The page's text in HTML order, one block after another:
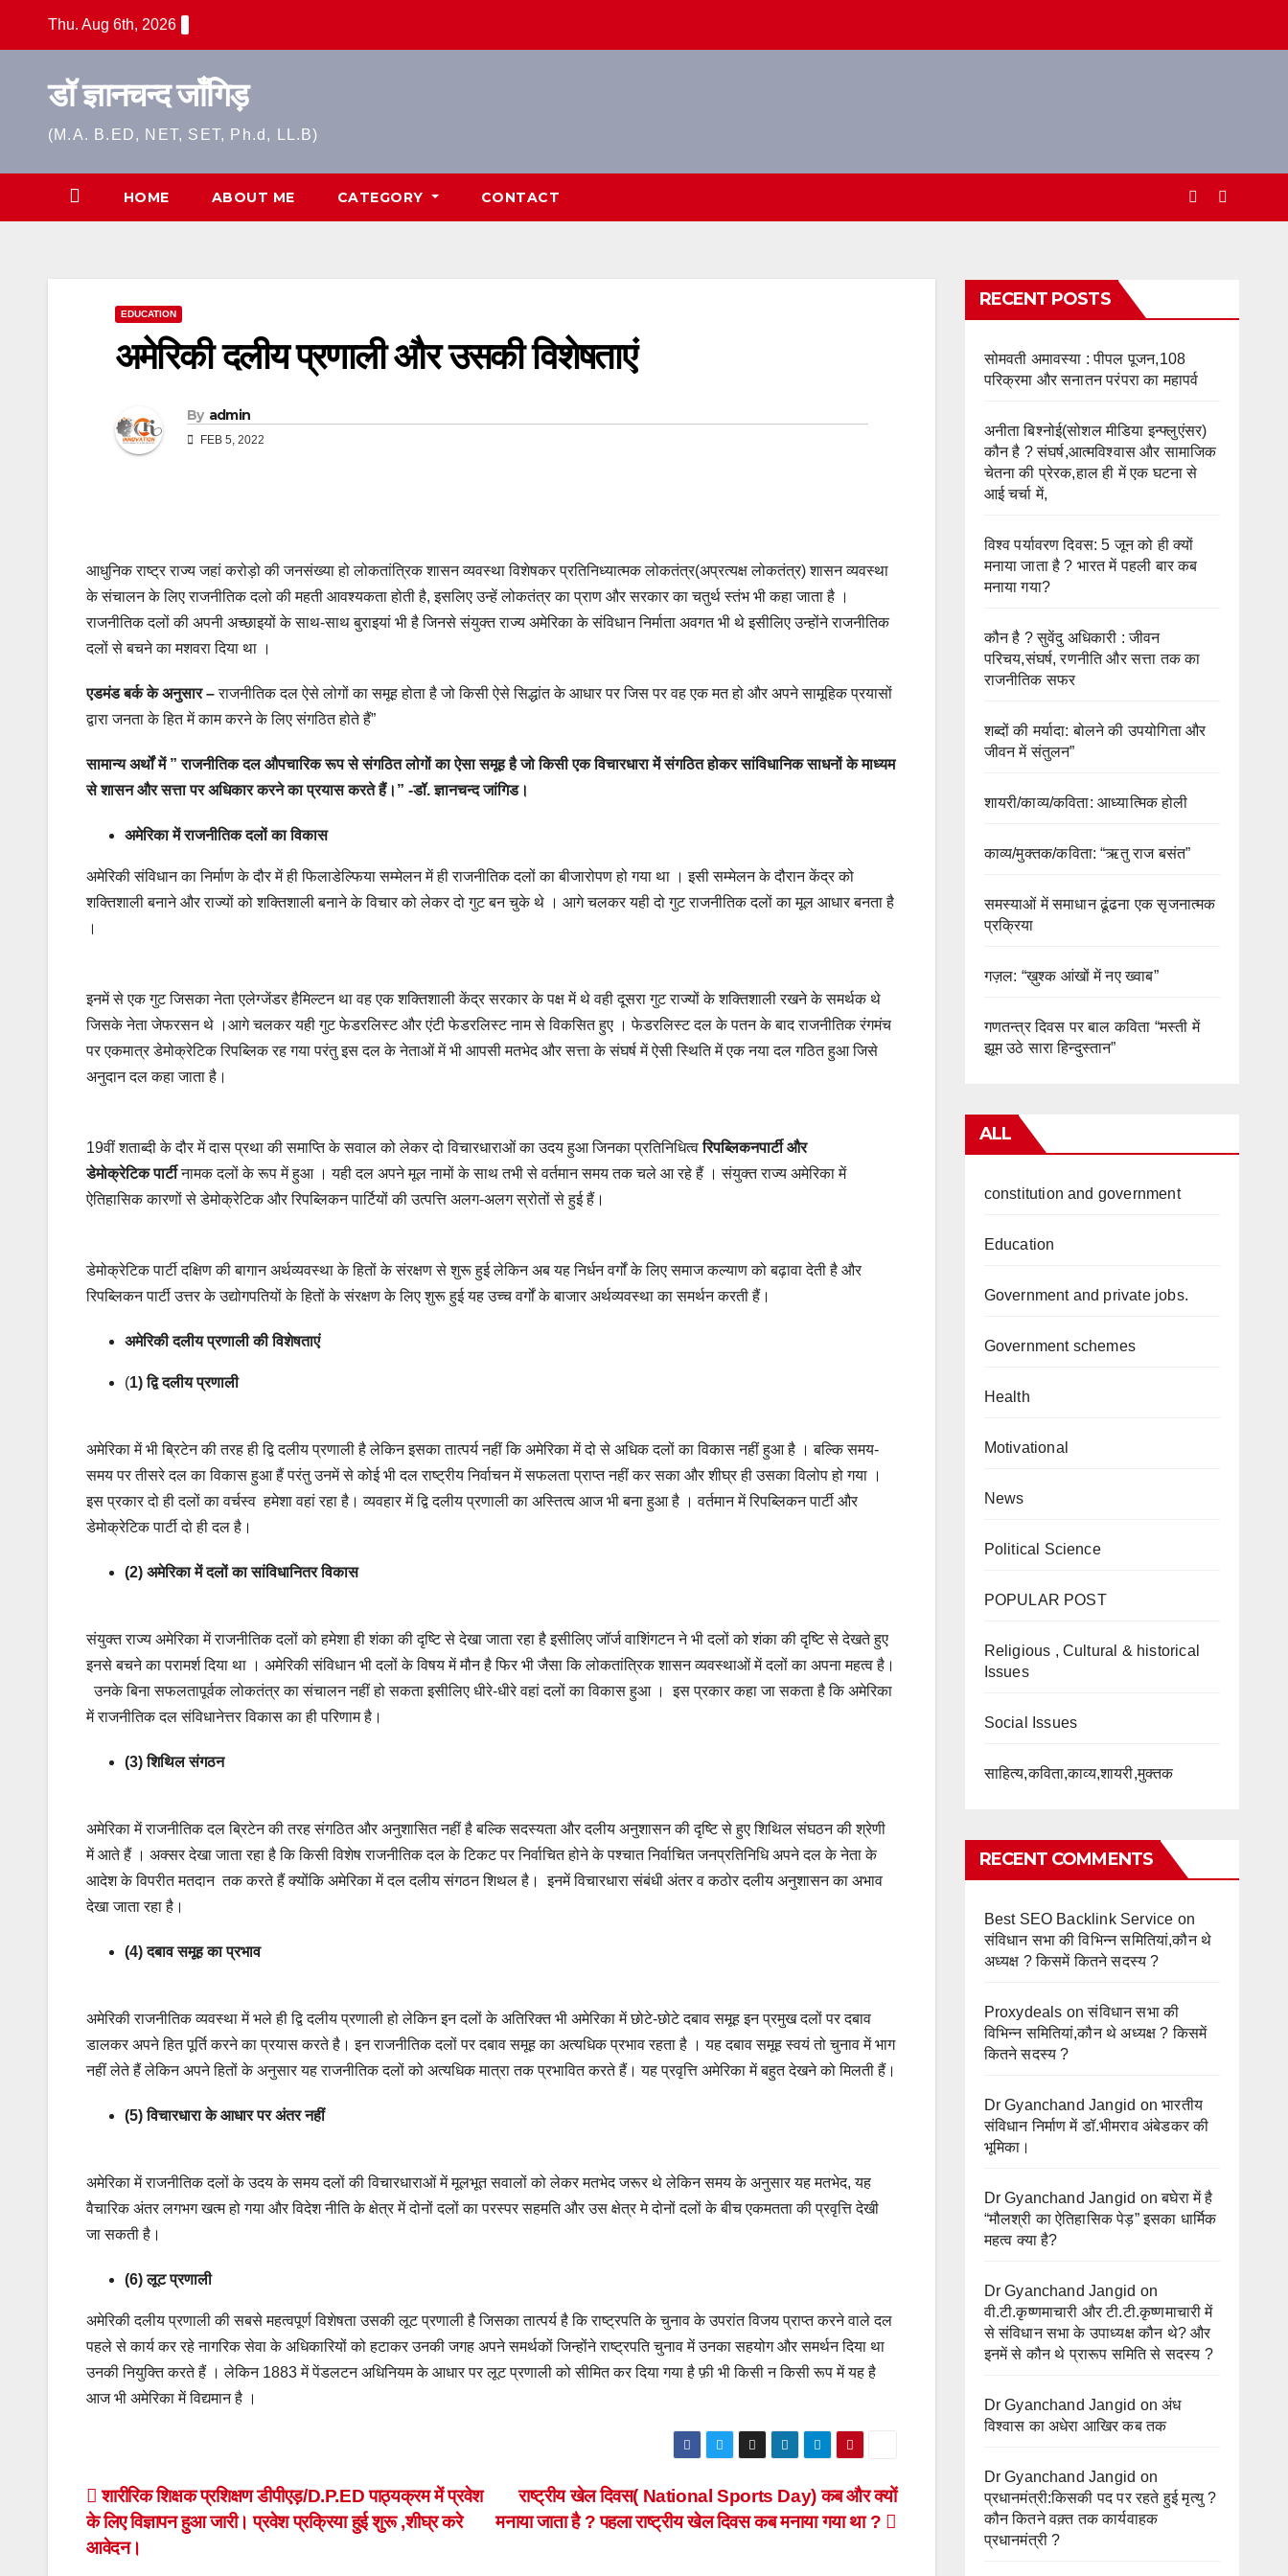
Thu. Aug 6th, 2026
डॉ ज्ञानचन्द जाँगिड़
(M.A. B.ED, NET, SET, Ph.d, LL.B)
HOME ABOUT ME CATEGORY CONTACT
EDUCATION
अमेरिकी दलीय प्रणाली और उसकी विशेषताएं
By admin
FEB 5, 2022
आधुनिक राष्ट्र राज्य जहां करोड़ो की जनसंख्या हो लोकतांत्रिक शासन व्यवस्था विशेषकर प्रतिनिध्यात्मक लोकतंत्र(अप्रत्यक्ष लोकतंत्र) शासन व्यवस्था
के संचालन के लिए राजनीतिक दलो की महती आवश्यकता होती है, इसलिए उन्हें लोकतंत्र का प्राण और सरकार का चतुर्थ स्तंभ भी कहा जाता है ।
राजनीतिक दलों की अपनी अच्छाइयों के साथ-साथ बुराइयां भी है जिनसे संयुक्त राज्य अमेरिका के संविधान निर्माता अवगत भी थे इसीलिए उन्होंने राजनीतिक
दलों से बचने का मशवरा दिया था ।
एडमंड बर्क के अनुसार –राजनीतिक दल ऐसे लोगों का समूह होता है जो किसी ऐसे सिद्धांत के आधार पर जिस पर वह एक मत हो और अपने सामूहिक प्रयासों
द्वारा जनता के हित में काम करने के लिए संगठित होते हैं”
सामान्य अर्थों में ” राजनीतिक दल औपचारिक रूप से संगठित लोगों का ऐसा समूह है जो किसी एक विचारधारा में संगठित होकर सांविधानिक साधनों के माध्यम
से शासन और सत्ता पर अधिकार करने का प्रयास करते हैं।” -डॉ. ज्ञानचन्द जांगिड।
अमेरिका में राजनीतिक दलों का विकास
अमेरिकी संविधान का निर्माण के दौर में ही फिलाडेल्फिया सम्मेलन में ही राजनीतिक दलों का बीजारोपण हो गया था । इसी सम्मेलन के दौरान केंद्र को
शक्तिशाली बनाने और राज्यों को शक्तिशाली बनाने के विचार को लेकर दो गुट बन चुके थे । आगे चलकर यही दो गुट राजनीतिक दलों का मूल आधार बनता है
।
इनमें से एक गुट जिसका नेता एलेग्जेंडर हैमिल्टन था वह एक शक्तिशाली केंद्र सरकार के पक्ष में थे वही दूसरा गुट राज्यों के शक्तिशाली रखने के समर्थक थे
जिसके नेता जेफरसन थे ।आगे चलकर यही गुट फेडरलिस्ट और एंटी फेडरलिस्ट नाम से विकसित हुए । फेडरलिस्ट दल के पतन के बाद राजनीतिक रंगमंच
पर एकमात्र डेमोक्रेटिक रिपब्लिक रह गया परंतु इस दल के नेताओं में भी आपसी मतभेद और सत्ता के संघर्ष में ऐसी स्थिति में एक नया दल गठित हुआ जिसे
अनुदान दल कहा जाता है।
19वीं शताब्दी के दौर में दास प्रथा की समाप्ति के सवाल को लेकर दो विचारधाराओं का उदय हुआ जिनका प्रतिनिधित्वरिपब्लिकनपार्टी और
डेमोक्रेटिक पार्टीनामक दलों के रूप में हुआ । यही दल अपने मूल नामों के साथ तभी से वर्तमान समय तक चले आ रहे हैं । संयुक्त राज्य अमेरिका में
ऐतिहासिक कारणों से डेमोक्रेटिक और रिपब्लिकन पार्टियों की उत्पत्ति अलग-अलग स्रोतों से हुई हैं।
डेमोक्रेटिक पार्टी दक्षिण की बागान अर्थव्यवस्था के हितों के संरक्षण से शुरू हुई लेकिन अब यह निर्धन वर्गों के लिए समाज कल्याण को बढ़ावा देती है और
रिपब्लिकन पार्टी उत्तर के उद्योगपतियों के हितों के संरक्षण के लिए शुरू हुई यह उच्च वर्गों के बाजार अर्थव्यवस्था का समर्थन करती हैं।
अमेरिकी दलीय प्रणाली की विशेषताएं
(1) द्वि दलीय प्रणाली
अमेरिका में भी ब्रिटेन की तरह ही द्वि दलीय प्रणाली है लेकिन इसका तात्पर्य नहीं कि अमेरिका में दो से अधिक दलों का विकास नहीं हुआ है । बल्कि समय-
समय पर तीसरे दल का विकास हुआ हैं परंतु उनमें से कोई भी दल राष्ट्रीय निर्वाचन में सफलता प्राप्त नहीं कर सका और शीघ्र ही उसका विलोप हो गया ।
इस प्रकार दो ही दलों का वर्चस्व हमेशा वहां रहा है। व्यवहार में द्वि दलीय प्रणाली का अस्तित्व आज भी बना हुआ है । वर्तमान में रिपब्लिकन पार्टी और
डेमोक्रेटिक पार्टी दो ही दल है।
(2) अमेरिका में दलों का सांविधानितर विकास
संयुक्त राज्य अमेरिका में राजनीतिक दलों को हमेशा ही शंका की दृष्टि से देखा जाता रहा है इसीलिए जॉर्ज वाशिंगटन ने भी दलों को शंका की दृष्टि से देखते हुए
इनसे बचने का परामर्श दिया था । अमेरिकी संविधान भी दलों के विषय में मौन है फिर भी जैसा कि लोकतांत्रिक शासन व्यवस्थाओं में दलों का अपना महत्व है।
उनके बिना सफलतापूर्वक लोकतंत्र का संचालन नहीं हो सकता इसीलिए धीरे-धीरे वहां दलों का विकास हुआ । इस प्रकार कहा जा सकता है कि अमेरिका
में राजनीतिक दल संविधानेत्तर विकास का ही परिणाम है।
(3) शिथिल संगठन
अमेरिका में राजनीतिक दल ब्रिटेन की तरह संगठित और अनुशासित नहीं है बल्कि सदस्यता और दलीय अनुशासन की दृष्टि से हुए शिथिल संघठन की श्रेणी
में आते हैं । अक्सर देखा जाता रहा है कि किसी विशेष राजनीतिक दल के टिकट पर निर्वाचित होने के पश्चात निर्वाचित जनप्रतिनिधि अपने दल के नेता के
आदेश के विपरीत मतदान तक करते हैं क्योंकि अमेरिका में दल दलीय संगठन शिथल है। इनमें विचारधारा संबंधी अंतर व कठोर दलीय अनुशासन का अभाव
देखा जाता रहा है।
(4) दबाव समूह का प्रभाव
अमेरिकी राजनीतिक व्यवस्था में भले ही द्वि दलीय प्रणाली हो लेकिन इन दलों के अतिरिक्त भी अमेरिका में छोटे-छोटे दबाव समूह इन प्रमुख दलों पर दबाव
डालकर अपने हित पूर्ति करने का प्रयास करते है। इन राजनीतिक दलों पर दबाव समूह का अत्यधिक प्रभाव रहता है । यह दबाव समूह स्वयं तो चुनाव में भाग
नहीं लेते हैं लेकिन अपने हितों के अनुसार यह राजनीतिक दलों को अत्यधिक मात्रा तक प्रभावित करते हैं। यह प्रवृत्ति अमेरिका में बहुत देखने को मिलती हैं।
(5) विचारधारा के आधार पर अंतर नहीं
अमेरिका में राजनीतिक दलों के उदय के समय दलों की विचारधाराओं में मूलभूत सवालों को लेकर मतभेद जरूर थे लेकिन समय के अनुसार यह मतभेद, यह
वैचारिक अंतर लगभग खत्म हो गया और विदेश नीति के क्षेत्र में दोनों दलों का परस्पर सहमति और उस क्षेत्र मे दोनों दलों के बीच एकमतता की प्रवृत्ति देखी
जा सकती है।
(6) लूट प्रणाली
अमेरिकी दलीय प्रणाली की सबसे महत्वपूर्ण विशेषता उसकी लूट प्रणाली है जिसका तात्पर्य है कि राष्ट्रपति के चुनाव के उपरांत विजय प्राप्त करने वाले दल
पहले से कार्य कर रहे नागरिक सेवा के अधिकारियों को हटाकर उनकी जगह अपने समर्थकों जिन्होंने राष्ट्रपति चुनाव में उनका सहयोग और समर्थन दिया था
उनकी नियुक्ति करते हैं । लेकिन 1883 में पेंडलटन अधिनियम के आधार पर लूट प्रणाली को सीमित कर दिया गया है फ़ी भी किसी न किसी रूप में यह है
आज भी अमेरिका में विद्यमान है ।
Post
navigation
राष्ट्रीय खेल दिवस( National Sports Day) कब और क्यों
मनाया जाता है ? पहला राष्ट्रीय खेल दिवस कब मनाया गया था ?
शारीरिक शिक्षक प्रशिक्षण डीपीएड़/D.P.ED पाठ्यक्रम में प्रवेश
के लिए विज्ञापन हुआ जारी। प्रवेश प्रक्रिया हुई शुरू ,शीघ्र करे
आवेदन।
RECENT POSTS
सोमवती अमावस्या : पीपल पूजन,108
परिक्रमा और सनातन परंपरा का महापर्व
अनीता बिश्नोई(सोशल मीडिया इन्फ्लुएंसर)
कौन है ? संघर्ष,आत्मविश्वास और सामाजिक
चेतना की प्रेरक,हाल ही में एक घटना से
आई चर्चा में,
विश्व पर्यावरण दिवस: 5 जून को ही क्यों
मनाया जाता है ? भारत में पहली बार कब
मनाया गया?
कौन है ? सुवेंदु अधिकारी : जीवन
परिचय,संघर्ष, रणनीति और सत्ता तक का
राजनीतिक सफर
शब्दों की मर्यादा: बोलने की उपयोगिता और
जीवन में संतुलन”
शायरी/काव्य/कविता: आध्यात्मिक होली
काव्य/मुक्तक/कविता: “ऋतु राज बसंत”
समस्याओं में समाधान ढूंढना एक सृजनात्मक
प्रक्रिया
गज़ल: “ख़ुश्क आंखों में नए ख्वाब”
गणतन्त्र दिवस पर बाल कविता “मस्ती में
झूम उठे सारा हिन्दुस्तान”
ALL
constitution and government
Education
Government and private jobs.
Government schemes
Health
Motivational
News
Political Science
POPULAR POST
Religious , Cultural & historical
Issues
Social Issues
साहित्य,कविता,काव्य,शायरी,मुक्तक
RECENT COMMENTS
Best SEO Backlink Service on
संविधान सभा की विभिन्न समितियां,कौन थे
अध्यक्ष ? किसमें कितने सदस्य ?
Proxydeals onसंविधान सभा की
विभिन्न समितियां,कौन थे अध्यक्ष ? किसमें
कितने सदस्य ?
Dr Gyanchand Jangid onभारतीय
संविधान निर्माण में डॉ.भीमराव अंबेडकर की
भूमिका।
Dr Gyanchand Jangid onबघेरा में है
“मौलश्री का ऐतिहासिक पेड़” इसका धार्मिक
महत्व क्या है?
Dr Gyanchand Jangid on
वी.टी.कृष्णमाचारी और टी.टी.कृष्णमाचारी में
से संविधान सभा के उपाध्यक्ष कौन थे? और
इनमें से कौन थे प्रारूप समिति से सदस्य ?
Dr Gyanchand Jangid onअंध
विश्वास का अधेरा आखिर कब तक
Dr Gyanchand Jangid on
प्रधानमंत्री:किसकी पद पर रहते हुई मृत्यु ?
कौन कितने वक़्त तक कार्यवाहक
प्रधानमंत्री ?